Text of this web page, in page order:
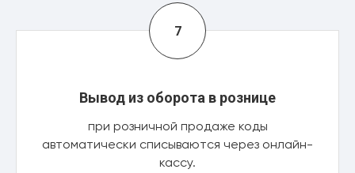
Вывод из оборота в рознице
при розничной продаже коды
автоматически списываются через онлайн-
кассу.